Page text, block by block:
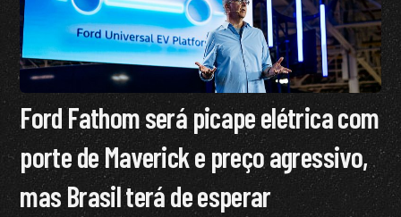
Ford Fathom será picape elétrica com
porte de Maverick e preço agressivo,
mas Brasil terá de esperar